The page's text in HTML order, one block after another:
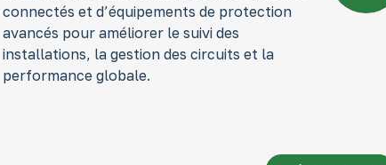
connectés et d’équipements de protection
avancés pour améliorer le suivi des
installations, la gestion des circuits et la
performance globale.